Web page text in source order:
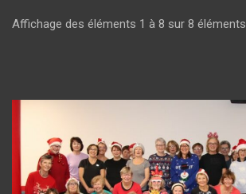
Affichage des éléments 1 à 8 sur 8 éléments